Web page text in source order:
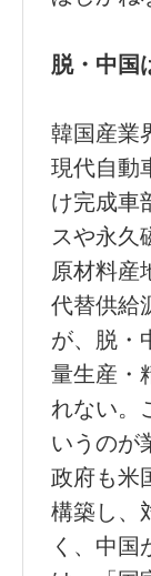
脱・中国
韓国産業
現代自動
け完成車
スや永久
原材料産
代替供給
が、脱・
量生産・
れない。
いうのが
政府も米
構築し、
く、中国